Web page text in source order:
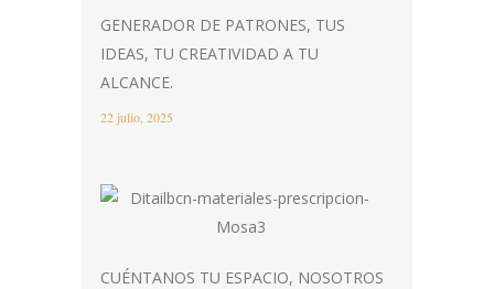
GENERADOR DE PATRONES, TUS
IDEAS, TU CREATIVIDAD A TU
ALCANCE.
22 julio, 2025
CUÉNTANOS TU ESPACIO, NOSOTROS